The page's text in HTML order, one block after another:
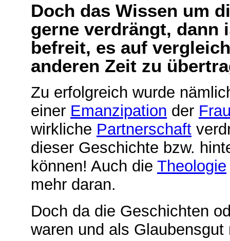
Doch das Wissen um
gerne verdrängt, dann
befreit, es auf
anderen Zeit zu
Zu erfolgreich wurde
einer Emanzipation der
wirkliche Partnerschaft
dieser Geschichte bzw.
können! Auch die Theologie
mehr daran.
Doch da die Geschichten
waren und als